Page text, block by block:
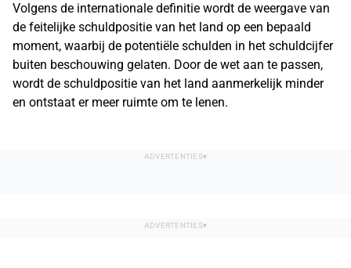
Volgens de internationale definitie wordt de weergave van
de feitelijke schuldpositie van het land op een bepaald
moment, waarbij de potentiële schulden in het schuldcijfer
buiten beschouwing gelaten. Door de wet aan te passen,
wordt de schuldpositie van het land aanmerkelijk minder
en ontstaat er meer ruimte om te lenen.